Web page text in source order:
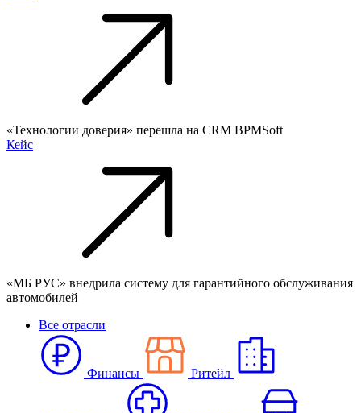
«Технологии доверия» перешла на CRM BPMSoft
Кейс
«МБ РУС» внедрила систему для гарантийного обслуживания
автомобилей
Все отрасли
Финансы Ритейл